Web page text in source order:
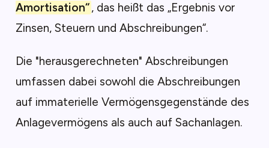
Amortisation“, das heißt das „Ergebnis vor
Zinsen, Steuern und Abschreibungen“.
Die "herausgerechneten" Abschreibungen
umfassen dabei sowohl die Abschreibungen
auf immaterielle Vermögensgegenstände des
Anlagevermögens als auch auf Sachanlagen.